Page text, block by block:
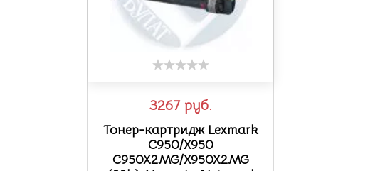
3267 руб.
Тонер-картридж Lexmark
C950/X950
C950X2MG/X950X2MG